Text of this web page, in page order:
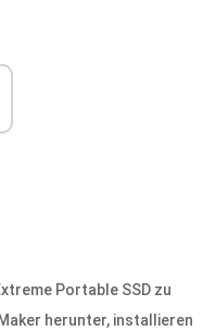
Portable SSD zu
herunter, installieren